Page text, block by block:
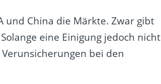
und China die Märkte. Zwar gibt
eine Einigung jedoch nicht
bei den